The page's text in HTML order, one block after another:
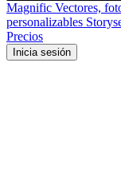
Magnific Vectores,
personalizables
Precios
Inicia sesión